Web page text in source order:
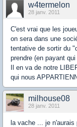
w4termelon
28 janv. 2011
C'est vrai que les
on sera dans une
tentative de sortir du
prendre (en payant
Il en va de notre
qui nous
milhouse08
28 janv. 2011
la vache ... je